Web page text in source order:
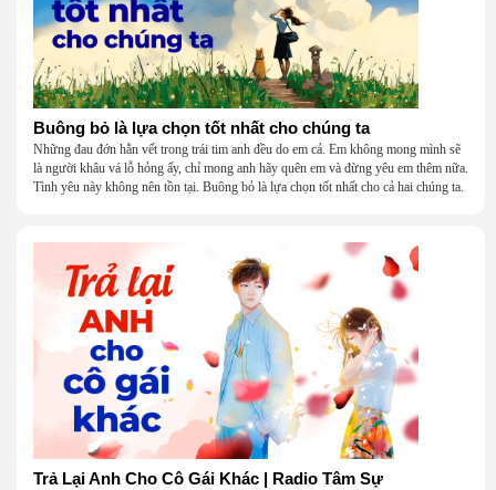
Buông bỏ là lựa chọn tốt nhất cho chúng ta
Những đau đớn hằn vết trong trái tim anh đều do em cả. Em không mong mình sẽ
là người khâu vá lỗ hỏng ấy, chỉ mong anh hãy quên em và đừng yêu em thêm nữa.
Tình yêu này không nên tồn tại. Buông bỏ là lựa chọn tốt nhất cho cả hai chúng ta.
Trả Lại Anh Cho Cô Gái Khác | Radio Tâm Sự